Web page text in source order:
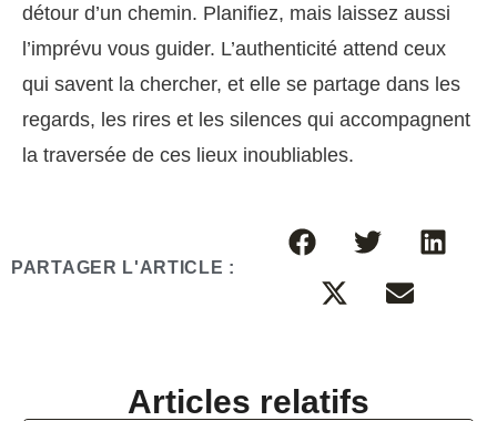
détour d’un chemin. Planifiez, mais laissez aussi
l’imprévu vous guider. L’authenticité attend ceux
qui savent la chercher, et elle se partage dans les
regards, les rires et les silences qui accompagnent
la traversée de ces lieux inoubliables.
PARTAGER L'ARTICLE :
Articles relatifs